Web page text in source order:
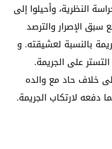
النظرية، وأحيلوا إلى
الإصرار والترصد
بالنسبة لعشيقته. و
على الجريمة.
خلاف حاد مع والده
لارتكاب الجريمة.